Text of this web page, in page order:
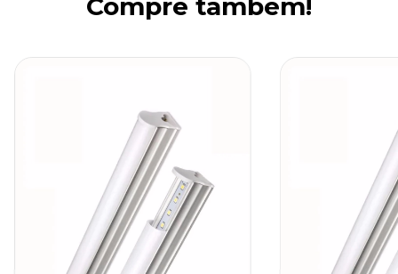
Compre também!